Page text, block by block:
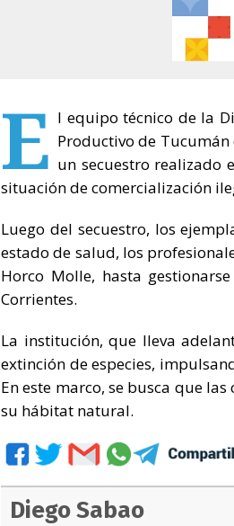
E l equipo técnico de la
Productivo de
un secuestro realizado
situación de comercialización
Luego del secuestro, los
estado de salud, los
Horco Molle, hasta
Corrientes.
La institución, que lleva
extinción de especies,
En este marco, se busca que
su hábitat natural.
Diego Sabao